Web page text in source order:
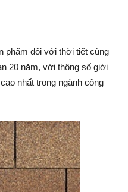
phẩm đối với thời tiết cùng
20 năm, với thông số giới
nhất trong ngành công